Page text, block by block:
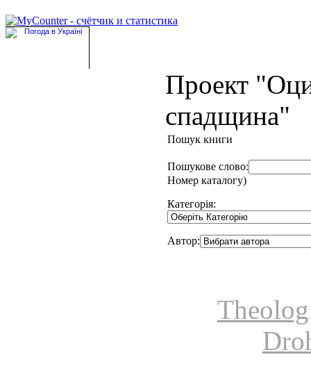
Проект
спадщина"
Пошук книги
Пошукове слово:
Номер каталогу)
Категорія:
Автор: